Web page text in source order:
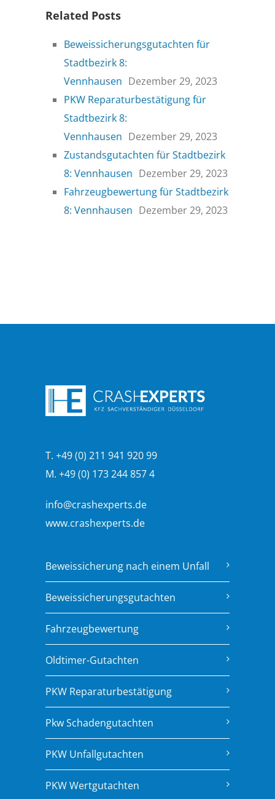
Related Posts
Beweissicherungsgutachten für
Stadtbezirk 8:
Vennhausen Dezember 29, 2023
PKW Reparaturbestätigung für
Stadtbezirk 8:
Vennhausen Dezember 29, 2023
Zustandsgutachten für Stadtbezirk
8: Vennhausen Dezember 29, 2023
Fahrzeugbewertung für Stadtbezirk
8: Vennhausen Dezember 29, 2023
T. +49 (0) 211 941 920 99
M. +49 (0) 173 244 857 4
info@crashexperts.de
www.crashexperts.de
Beweissicherung nach einem Unfall
Beweissicherungsgutachten
Fahrzeugbewertung
Oldtimer-Gutachten
PKW Reparaturbestätigung
Pkw Schadengutachten
PKW Unfallgutachten
PKW Wertgutachten